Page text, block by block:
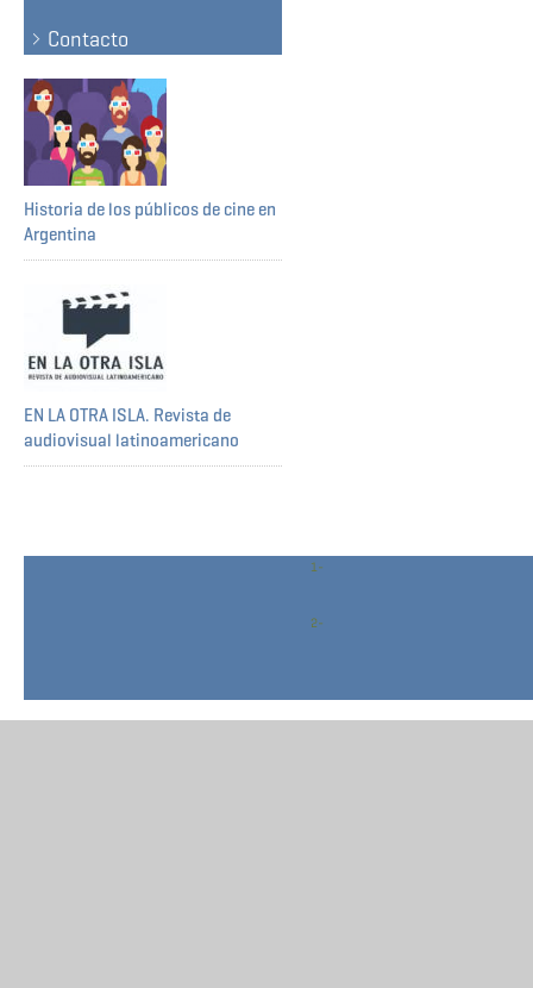
Contacto
Historia de los públicos de cine en
Argentina
EN LA OTRA ISLA. Revista de
audiovisual latinoamericano